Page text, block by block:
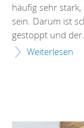
häufig sehr
sein. Darum ist
gestoppt und
Weiterlesen